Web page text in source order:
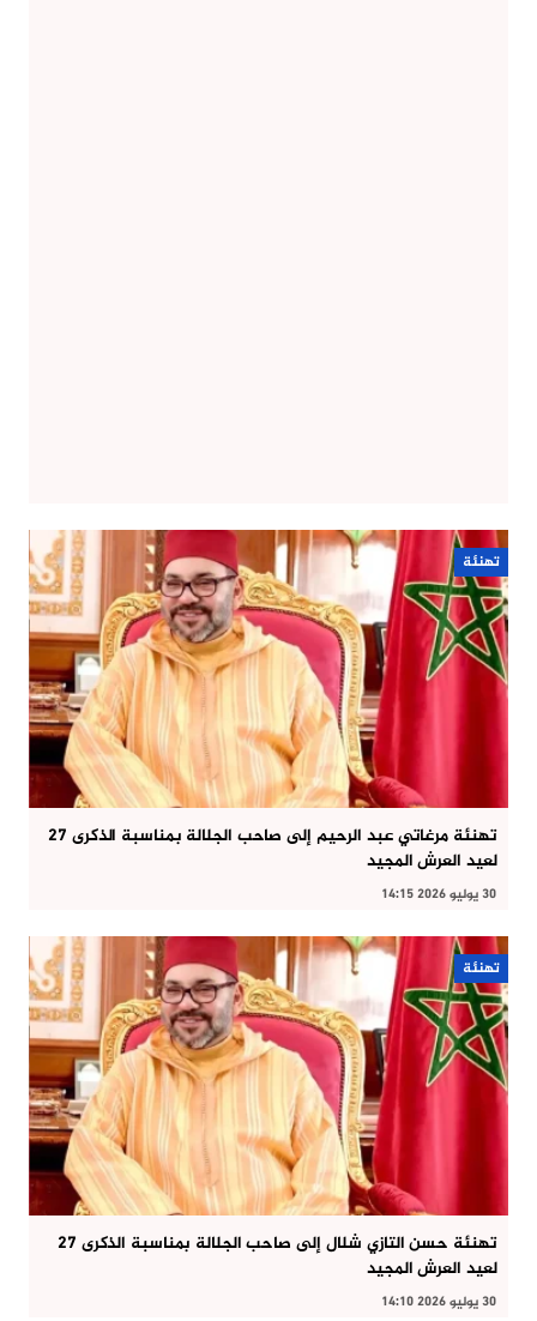
تهنئة
تهنئة مرغاتي عبد الرحيم إلى صاحب الجلالة بمناسبة الذكرى 27
لعيد العرش المجيد
30 يوليو 2026 14:15
تهنئة
تهنئة حسن التازي شلال إلى صاحب الجلالة بمناسبة الذكرى 27
لعيد العرش المجيد
30 يوليو 2026 14:10